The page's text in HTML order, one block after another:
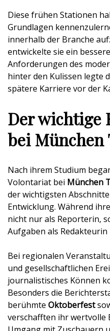
Diese frühen Stationen
Grundlagen
innerhalb der Branche
entwickelte sie ein
Anforderungen des
hinter den Kulissen legte
spätere Karriere vor der
Der wichtige
bei München
Nach ihrem Studium
Volontariat bei München
der wichtigsten
Entwicklung. Während
nicht nur als Reporterin,
Aufgaben als
Bei regionalen
und gesellschaftlichen
journalistisches Können
Besonders die
berühmte Oktoberfest
verschafften ihr wertvolle